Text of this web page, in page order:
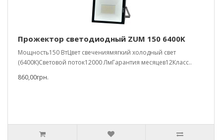
Прожектор светодиодный ZUM 150 6400K
Мощность150 ВтЦвет свечениямягкий холодный свет
(6400К)Световой поток12000 ЛмГарантия месяцев12Класс..
860,00грн.